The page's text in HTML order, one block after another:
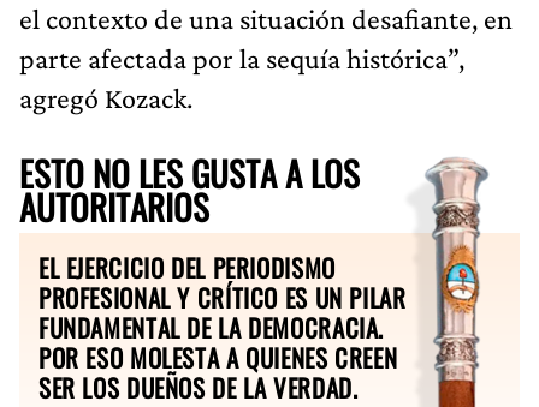
el contexto de una situación desafiante, en
parte afectada por la sequía histórica”,
agregó Kozack.
ESTO NO LES GUSTA A LOS
AUTORITARIOS
EL EJERCICIO DEL PERIODISMO
PROFESIONAL Y CRÍTICO ES UN PILAR
FUNDAMENTAL DE LA DEMOCRACIA.
POR ESO MOLESTA A QUIENES CREEN
SER LOS DUEÑOS DE LA VERDAD.